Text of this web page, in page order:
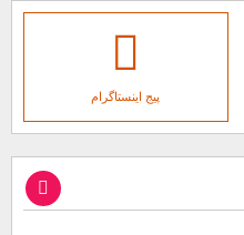
پیج اینستاگرام